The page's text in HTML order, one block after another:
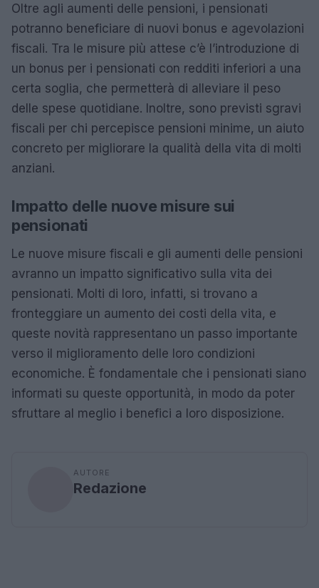
Oltre agli aumenti delle pensioni, i pensionati
potranno beneficiare di nuovi bonus e agevolazioni
fiscali. Tra le misure più attese c’è l’introduzione di
un bonus per i pensionati con redditi inferiori a una
certa soglia, che permetterà di alleviare il peso
delle spese quotidiane. Inoltre, sono previsti sgravi
fiscali per chi percepisce pensioni minime, un aiuto
concreto per migliorare la qualità della vita di molti
anziani.
Impatto delle nuove misure sui
pensionati
Le nuove misure fiscali e gli aumenti delle pensioni
avranno un impatto significativo sulla vita dei
pensionati. Molti di loro, infatti, si trovano a
fronteggiare un aumento dei costi della vita, e
queste novità rappresentano un passo importante
verso il miglioramento delle loro condizioni
economiche. È fondamentale che i pensionati siano
informati su queste opportunità, in modo da poter
sfruttare al meglio i benefici a loro disposizione.
AUTORE
Redazione